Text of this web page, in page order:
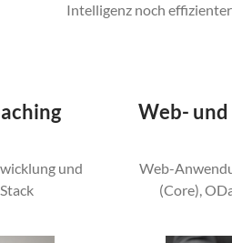
Intelligenz noch
und
Web-
Web-
(Core),